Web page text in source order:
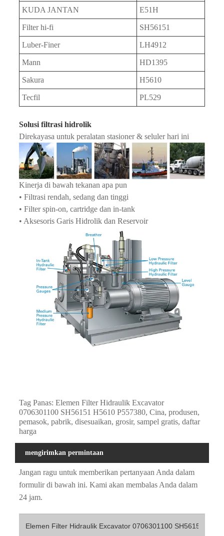
KUDA JANTAN E51H
Filter hi-fi SH56151
Luber-Finer LH4912
Mann HD1395
Sakura H5610
Tecfil PL529
Solusi filtrasi hidrolik
Direkayasa untuk peralatan stasioner & seluler hari ini
Kinerja di bawah tekanan apa pun
• Filtrasi rendah, sedang dan tinggi
• Filter spin-on, cartridge dan in-tank
• Aksesoris Garis Hidrolik dan Reservoir
Tag Panas: Elemen Filter Hidraulik Excavator
0706301100 SH56151 H5610 P557380, Cina, produsen,
pemasok, pabrik, disesuaikan, grosir, sampel gratis, daftar
harga
mengirimkan permintaan
Jangan ragu untuk memberikan pertanyaan Anda dalam
formulir di bawah ini. Kami akan membalas Anda dalam
24 jam.